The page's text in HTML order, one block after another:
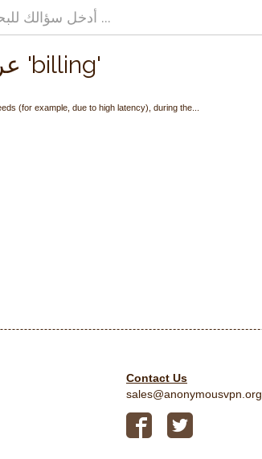
عرض المواد المحددة 'billing'
(for example, due to high latency), during the...
Contact Us
sales@anonymousvpn.org